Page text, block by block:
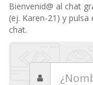
Bienvenid@ al chat
(ej. Karen-21) y
chat.